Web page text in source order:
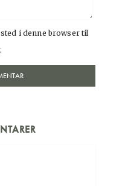
i denne browser til